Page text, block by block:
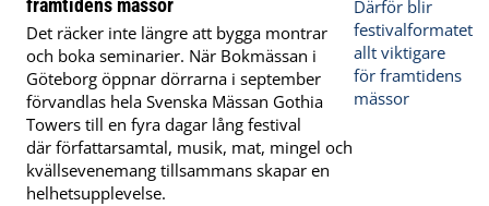
framtidens mässor
Det räcker inte längre att bygga montrar
och boka seminarier. När Bokmässan i
Göteborg öppnar dörrarna i september
förvandlas hela Svenska Mässan Gothia
Towers till en fyra dagar lång festival
där författarsamtal, musik, mat, mingel och
kvällsevenemang tillsammans skapar en
helhetsupplevelse.